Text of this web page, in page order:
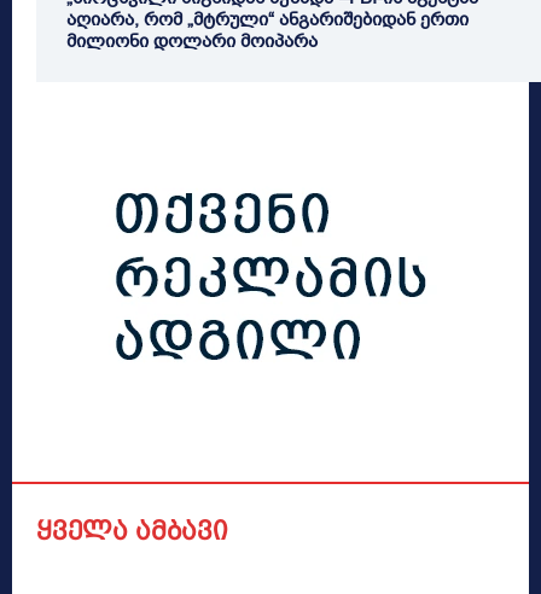
აღიარა, რომ „მტრული“ ანგარიშებიდან ერთი
მილიონი დოლარი მოიპარა
ყველა ამბავი